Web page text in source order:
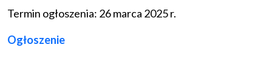
Termin ogłoszenia: 26 marca 2025 r.
Ogłoszenie